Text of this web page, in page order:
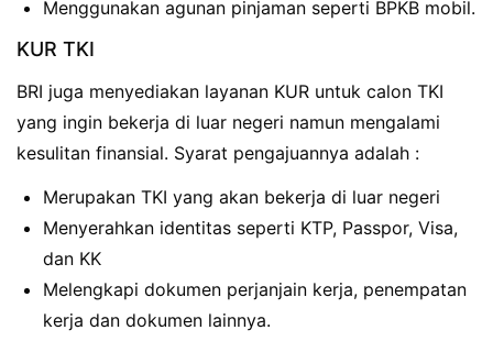
Menggunakan agunan pinjaman seperti BPKB mobil.
KUR TKI
BRI juga menyediakan layanan KUR untuk calon TKI
yang ingin bekerja di luar negeri namun mengalami
kesulitan finansial. Syarat pengajuannya adalah :
Merupakan TKI yang akan bekerja di luar negeri
Menyerahkan identitas seperti KTP, Passpor, Visa,
dan KK
Melengkapi dokumen perjanjain kerja, penempatan
kerja dan dokumen lainnya.